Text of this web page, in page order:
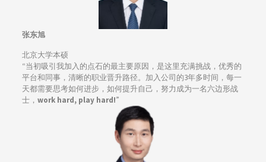
张东旭
北京大学本硕
“当初吸引我加入的点石的最主要原因，是这里充满挑战，优秀的
平台和同事，清晰的职业晋升路径。加入公司的3年多时间，每一
天都需要思考如何进步，如何提升自己，努力成为一名六边形战
士， work hard, play hard!”